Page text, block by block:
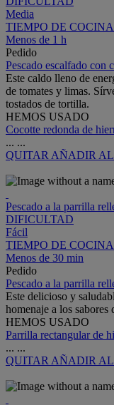
Media
TIEMPO DE
Menos de 1 h
Pedido
Pescado escalfado con
Este caldo lleno de
de tomates y limas.
tostados de tortilla.
HEMOS USADO
Cocotte redonda de
... ...
QUITAR AÑADIR
Pescado a la parrilla
DIFICULTAD
Fácil
TIEMPO DE
Menos de 30 min
Pedido
Pescado a la parrilla
Este delicioso y
homenaje a los sabores
HEMOS USADO
Parrilla rectangular de
... ...
QUITAR AÑADIR